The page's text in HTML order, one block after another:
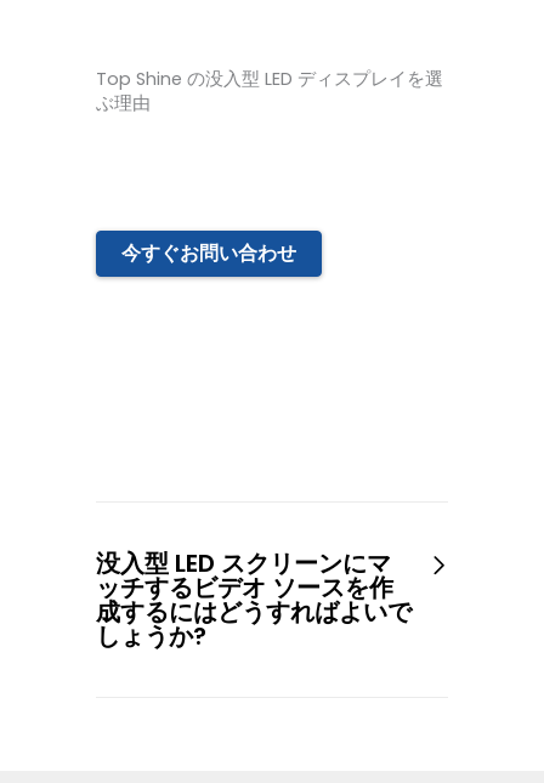
Top Shine の没入型 LED ディスプレイを選
ぶ理由
今すぐお問い合わせ
没入型 LED スクリーンにマ
ッチするビデオ ソースを作
成するにはどうすればよいで
しょうか?